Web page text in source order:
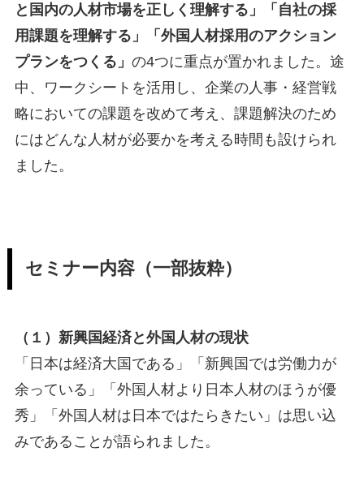
と国内の人材市場を正しく理解する」「自社の採
用課題を理解する」「外国人材採用のアクション
プランをつくる」 の4つに重点が置かれました。途
中、ワークシートを活用し、企業の人事・経営戦
略においての課題を改めて考え、課題解決のため
にはどんな人材が必要かを考える時間も設けられ
ました。
セミナー内容（一部抜粋）
（１）新興国経済と外国人材の現状
「日本は経済大国である」「新興国では労働力が
余っている」「外国人材より日本人材のほうが優
秀」「外国人材は日本ではたらきたい」は思い込
みであることが語られました。